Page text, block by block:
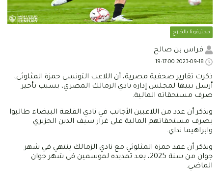
محترفونا بالخارج
فراس بن صالح
ذكرت تقارير صحفية مصرية، أن اللاعب التونسي حمزة المثلوثي،
أرسل تبيها لمجلس إدارة نادي الزمالك المصري، بسبب تأخير
صرف مستحقاته المالية.
ويذكر أن عدد من اللاعبين الأجانب في نادي القلعة البيضاء طالبوا
بصرف مستحقاتهم المالية على غرار سيف الدين الجزيري
وابراهيما نداي.
ويذكر أن عقد حمزة المثلوثي مع نادي الزمالك ينتهي في شهر
جوان من سنة 2025، بعد تمديده لموسمين في شهر جوان
الماضي.